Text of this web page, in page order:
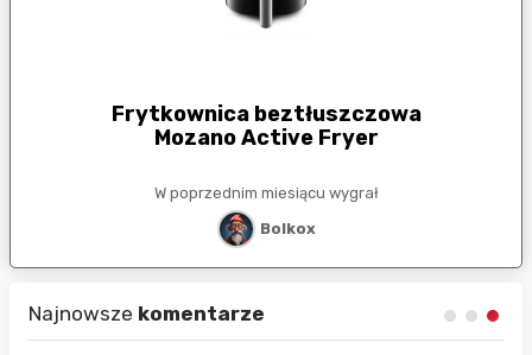
Frytkownica beztłuszczowa
Mozano Active Fryer
W poprzednim miesiącu wygrał
Bolkox
Najnowsze komentarze